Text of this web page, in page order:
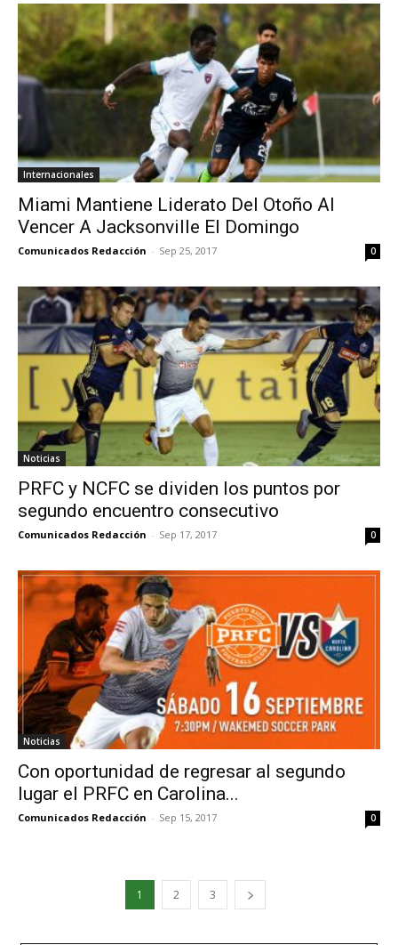
Internacionales
Miami Mantiene Liderato Del Otoño Al
Vencer A Jacksonville El Domingo
Comunicados Redacción - Sep 25, 2017 0
Noticias
PRFC y NCFC se dividen los puntos por
segundo encuentro consecutivo
Comunicados Redacción - Sep 17, 2017 0
Noticias
Con oportunidad de regresar al segundo
lugar el PRFC en Carolina...
Comunicados Redacción - Sep 15, 2017 0
1 2 3